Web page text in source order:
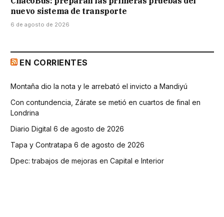
nuevo sistema de transporte
6 de agosto de 2026
EN CORRIENTES
Montaña dio la nota y le arrebató el invicto a Mandiyú
Con contundencia, Zárate se metió en cuartos de final en
Londrina
Diario Digital 6 de agosto de 2026
Tapa y Contratapa 6 de agosto de 2026
Dpec: trabajos de mejoras en Capital e Interior